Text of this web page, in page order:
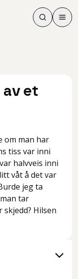
Søk
Søk
Meny
av et
om man har
tiss var inni
halvveis inni
våt å det var
jeg ta
tar
Hilsen